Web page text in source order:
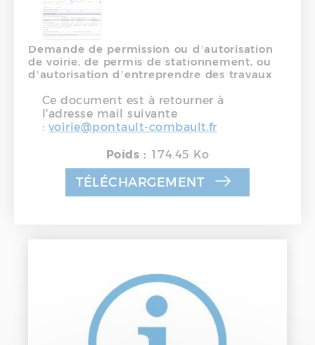
Demande de permission ou d’autorisation
de voirie, de permis de stationnement, ou
d’autorisation d’entreprendre des travaux
Ce document est à retourner à
l'adresse mail suivante
: voirie@pontault-combault.fr
Poids : 174.45 Ko
TÉLÉCHARGEMENT